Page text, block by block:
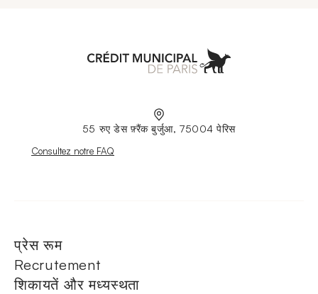
55 रुए डेस फ़्रैंक बुर्जुआ, 75004 पेरिस
Nouvelle fenêtre
Consultez notre FAQ
प्रेस रूम
Recrutement
शिकायतें और मध्यस्थता